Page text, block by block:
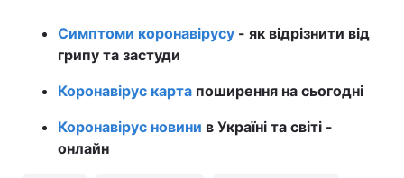
Симптоми коронавірусу - як відрізнити від
грипу та застуди
Коронавірус карта поширення на сьогодні
Коронавірус новини в Україні та світі -
онлайн